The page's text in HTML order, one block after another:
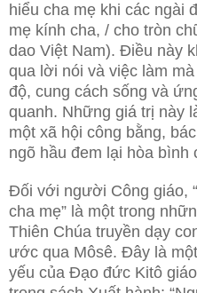
hiểu cha mẹ khi các ngài
mẹ kính cha, / cho tròn
dao Việt Nam). Điều này
qua lời nói và việc làm
độ, cung cách sống và
quanh. Những giá trị này
một xã hội công bằng,
ngõ hầu đem lại hòa bình
Đối với người Công giáo,
cha mẹ” là một trong
Thiên Chúa truyền dạy
ước qua Môsê. Đây là
yếu của Đạo đức Kitô